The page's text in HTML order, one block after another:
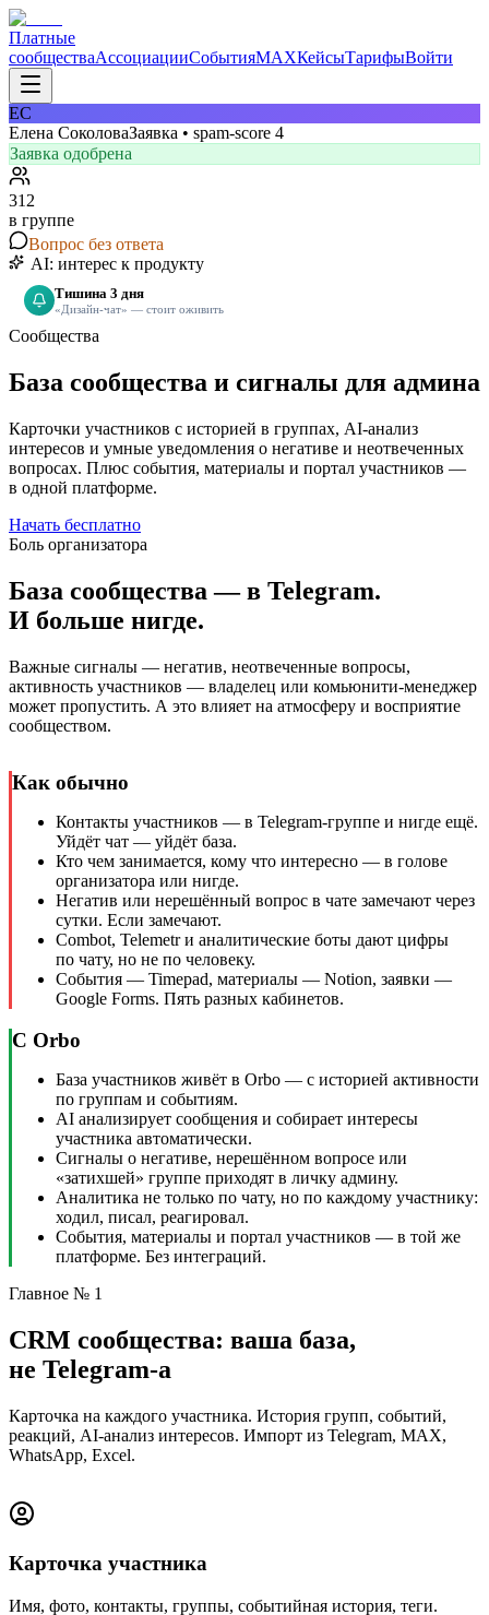
Платные
сообществаАссоциацииСобытияMAXКейсыТарифыВойти
ЕС
Елена СоколоваЗаявка • spam-score 4
Заявка одобрена
312
в группе
Вопрос без ответа
AI: интерес к продукту
Тишина 3 дня
«Дизайн-чат» — стоит оживить
Сообщества
База сообщества и сигналы для админа
Карточки участников с историей в группах, AI-анализ
интересов и умные уведомления о негативе и неотвеченных
вопросах. Плюс события, материалы и портал участников —
в одной платформе.
Начать бесплатно
Боль организатора
База сообщества — в Telegram.
И больше нигде.
Важные сигналы — негатив, неотвеченные вопросы,
активность участников — владелец или комьюнити-менеджер
может пропустить. А это влияет на атмосферу и восприятие
сообществом.
Как обычно
Контакты участников — в Telegram-группе и нигде ещё.
Уйдёт чат — уйдёт база.
Кто чем занимается, кому что интересно — в голове
организатора или нигде.
Негатив или нерешённый вопрос в чате замечают через
сутки. Если замечают.
Combot, Telemetr и аналитические боты дают цифры
по чату, но не по человеку.
События — Timepad, материалы — Notion, заявки —
Google Forms. Пять разных кабинетов.
С Orbo
База участников живёт в Orbo — с историей активности
по группам и событиям.
AI анализирует сообщения и собирает интересы
участника автоматически.
Сигналы о негативе, нерешённом вопросе или
«затихшей» группе приходят в личку админу.
Аналитика не только по чату, но по каждому участнику:
ходил, писал, реагировал.
События, материалы и портал участников — в той же
платформе. Без интеграций.
Главное № 1
CRM сообщества: ваша база,
не Telegram-а
Карточка на каждого участника. История групп, событий,
реакций, AI-анализ интересов. Импорт из Telegram, MAX,
WhatsApp, Excel.
Карточка участника
Имя, фото, контакты, группы, событийная история, теги.